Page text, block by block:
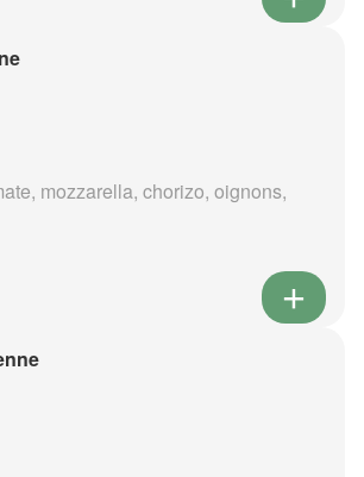
mozzarella, chorizo, oignons,